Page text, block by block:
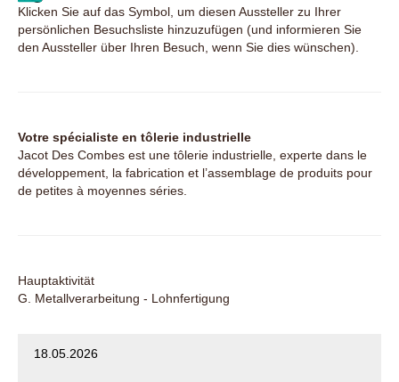
Klicken Sie auf das Symbol, um diesen Aussteller zu Ihrer
persönlichen Besuchsliste hinzuzufügen (und informieren Sie
den Aussteller über Ihren Besuch, wenn Sie dies wünschen).
Votre spécialiste en tôlerie industrielle
Jacot Des Combes est une tôlerie industrielle, experte dans le
développement, la fabrication et l’assemblage de produits pour
de petites à moyennes séries.
Hauptaktivität
G. Metallverarbeitung - Lohnfertigung
18.05.2026